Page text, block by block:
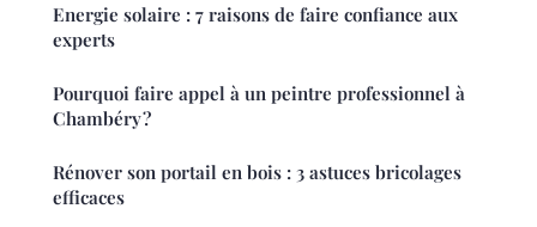
Energie solaire : 7 raisons de faire confiance aux
experts
Pourquoi faire appel à un peintre professionnel à
Chambéry ?
Rénover son portail en bois : 3 astuces bricolages
efficaces